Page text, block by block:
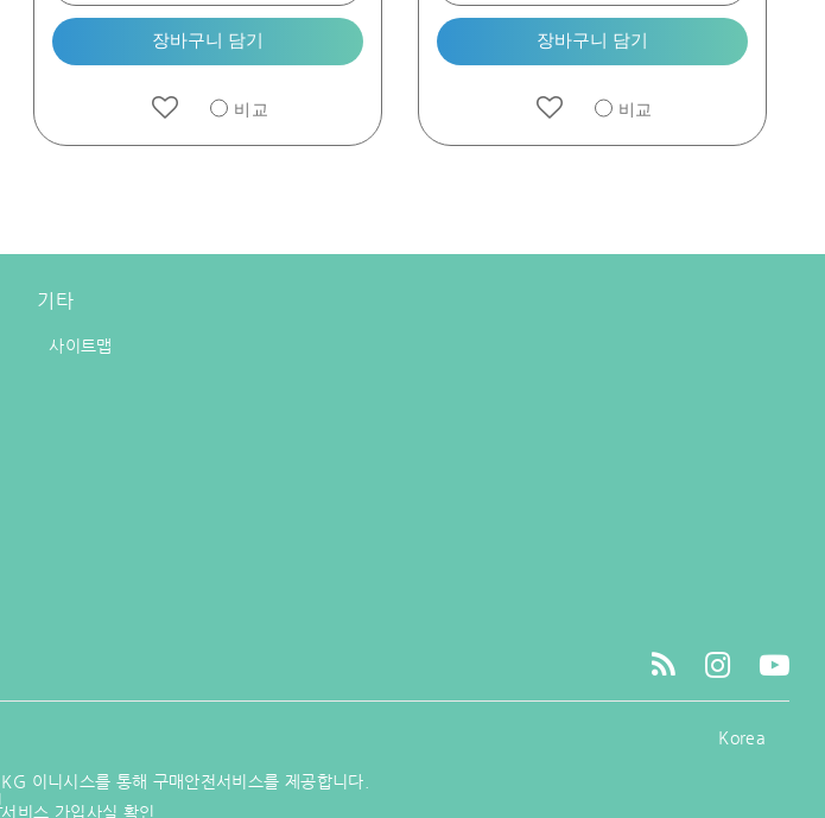
장바구니 담기
비교
장바구니 담기
비교
기타
사이트맵
Korea
KG 이니시스를 통해 구매안전서비스를 제공합니다.
서비스 가입사실 확인